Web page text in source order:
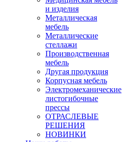
и изделия
Металлическая
мебель
Металлические
стеллажи
Производственная
мебель
Другая продукция
Корпусная мебель
Электромеханические
листогибочные
прессы
ОТРАСЛЕВЫЕ
РЕШЕНИЯ
НОВИНКИ